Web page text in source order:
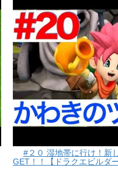
#２０ 湿地帯に行け！新
GET！！【ドラクエビルダ